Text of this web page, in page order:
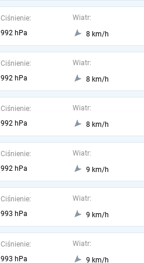
Ciśnienie:
992 hPa
Wiatr:
8 km/h
Ciśnienie:
992 hPa
Wiatr:
8 km/h
Ciśnienie:
992 hPa
Wiatr:
8 km/h
Ciśnienie:
992 hPa
Wiatr:
9 km/h
Ciśnienie:
993 hPa
Wiatr:
9 km/h
Ciśnienie:
993 hPa
Wiatr:
9 km/h